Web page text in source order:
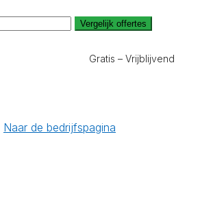
Vergelijk offertes
Gratis – Vrijblijvend
Naar de bedrijfspagina